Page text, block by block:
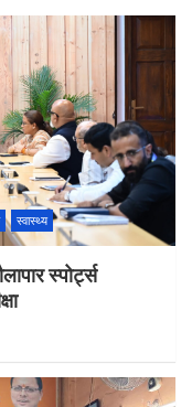
स्वास्थ्य
स्पोर्ट्स